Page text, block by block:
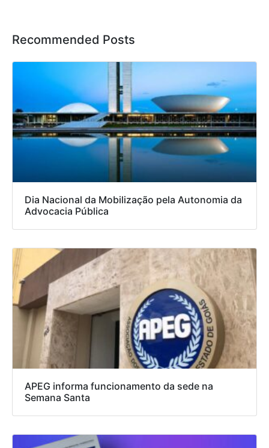
Recommended Posts
Dia Nacional da Mobilização pela Autonomia da
Advocacia Pública
APEG informa funcionamento da sede na
Semana Santa